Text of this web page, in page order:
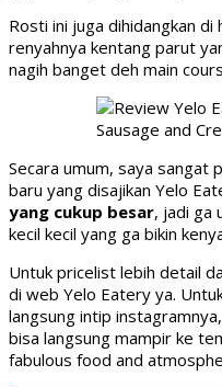
Rosti ini juga dihidangkan
renyahnya kentang parut
nagih banget deh main
Sausage and
Secara umum, saya sangat
baru yang disajikan Yelo
yang cukup besar, jadi ga
kecil kecil yang ga bikin
Untuk pricelist lebih detail
di web Yelo Eatery ya.
langsung intip
bisa langsung mampir ke
fabulous food and